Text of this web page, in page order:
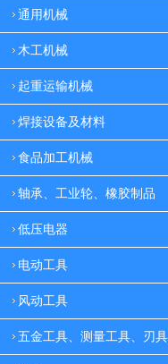
通用机械
木工机械
起重运输机械
焊接设备及材料
食品加工机械
轴承、工业轮、橡胶制品
低压电器
电动工具
风动工具
五金工具、测量工具、刃